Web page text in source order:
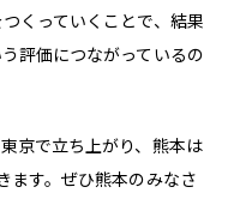
くっていくことで、結果
評価につながっているの
京で立ち上がり、熊本は
ます。ぜひ熊本のみなさ